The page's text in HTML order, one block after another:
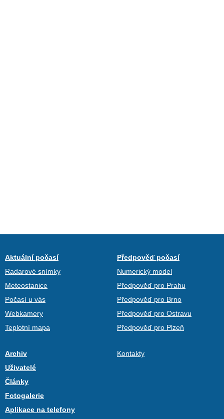
Aktuální počasí
Radarové snímky
Meteostanice
Počasí u vás
Webkamery
Teplotní mapa
Předpověď počasí
Numerický model
Předpověď pro Prahu
Předpověď pro Brno
Předpověď pro Ostravu
Předpověď pro Plzeň
Archiv
Uživatelé
Články
Fotogalerie
Aplikace na telefony
Kontakty